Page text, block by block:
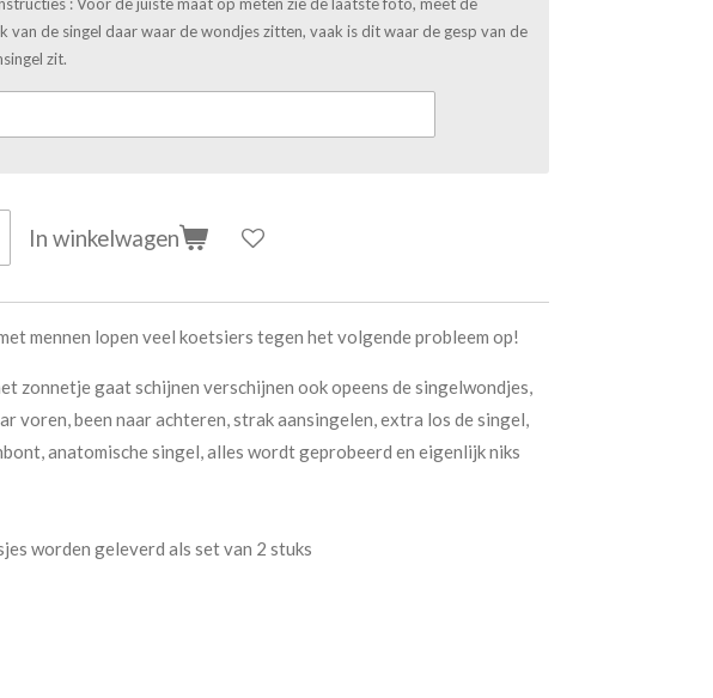
van de singel daar waar de wondjes zitten, vaak is dit waar de gesp van de
zit.
In winkelwagen
mennen lopen veel koetsiers tegen het volgende probleem op!
zonnetje gaat schijnen verschijnen ook opeens de singelwondjes,
voren, been naar achteren, strak aansingelen, extra los de singel,
anatomische singel, alles wordt geprobeerd en eigenlijk niks
worden geleverd als set van 2 stuks